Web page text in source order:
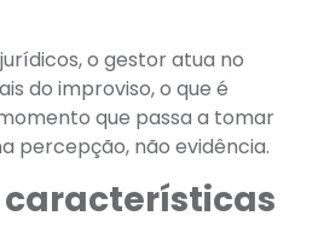
o gestor atua no
do improviso, o que é
que passa a tomar
percepção, não evidência.
características